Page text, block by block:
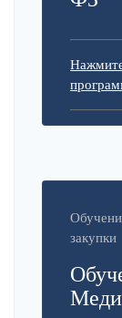
закупки